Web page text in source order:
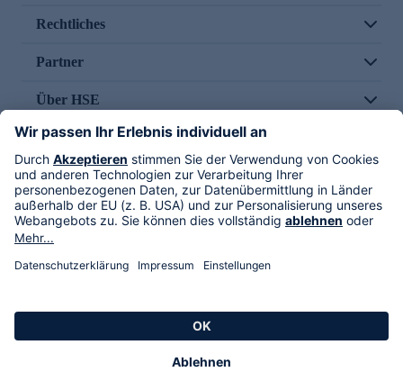
Rechtliches
Partner
Über HSE
Im TV
HSE International